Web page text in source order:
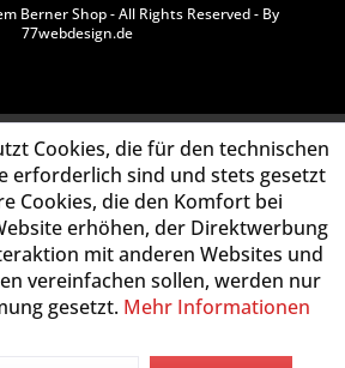
Berner Shop - All Rights Reserved - By
77webdesign.de
Cookies, die für den technischen
erforderlich sind und stets gesetzt
Cookies, die den Komfort bei
erhöhen, der Direktwerbung
mit anderen Websites und
vereinfachen sollen, werden nur
gesetzt. Mehr Informationen